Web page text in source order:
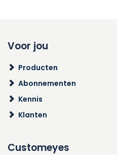
Voor jou
Producten
Abonnementen
Kennis
Klanten
Customeyes